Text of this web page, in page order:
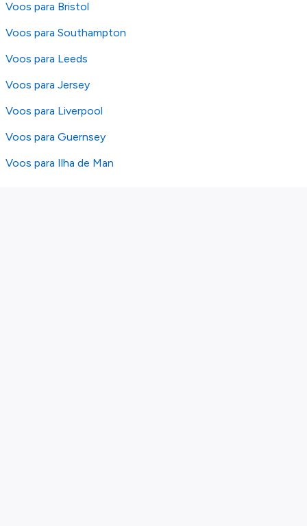
Voos para Bristol
Voos para Southampton
Voos para Leeds
Voos para Jersey
Voos para Liverpool
Voos para Guernsey
Voos para Ilha de Man